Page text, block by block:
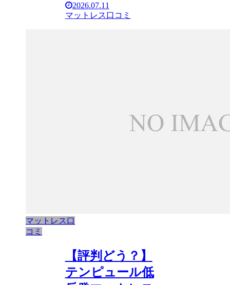
2026.07.11
マットレス口コミ
マットレス口
コミ
【評判どう？】
テンピュール低